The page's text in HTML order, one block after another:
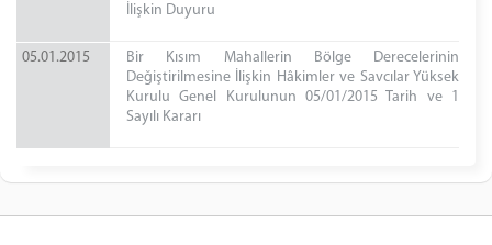
İlişkin Duyuru
05.01.2015
Bir Kısım Mahallerin Bölge Derecelerinin
Değiştirilmesine İlişkin Hâkimler ve Savcılar Yüksek
Kurulu Genel Kurulunun 05/01/2015 Tarih ve 1
Sayılı Kararı